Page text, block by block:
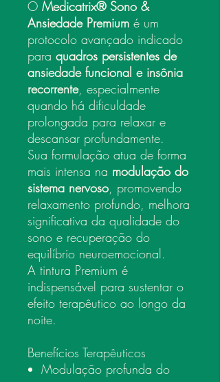
O Medicatrix® Sono &
Ansiedade Premium é um
protocolo avançado indicado
para quadros persistentes de
ansiedade funcional e insônia
recorrente, especialmente
quando há dificuldade
prolongada para relaxar e
descansar profundamente.
Sua formulação atua de forma
mais intensa na modulação do
sistema nervoso, promovendo
relaxamento profundo, melhora
significativa da qualidade do
sono e recuperação do
equilíbrio neuroemocional.
A tintura Premium é
indispensável para sustentar o
efeito terapêutico ao longo da
noite.
Benefícios Terapêuticos
Modulação profunda do